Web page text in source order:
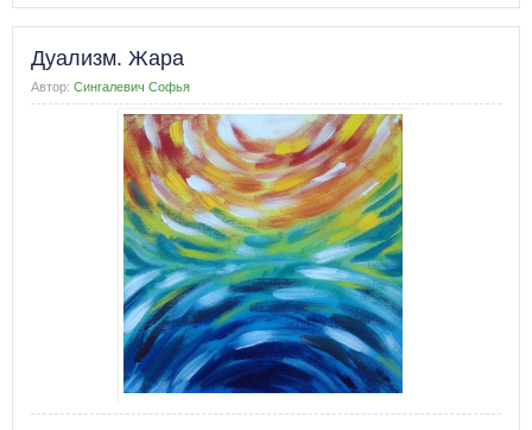
Дуализм. Жара
Автор: Сингалевич Софья